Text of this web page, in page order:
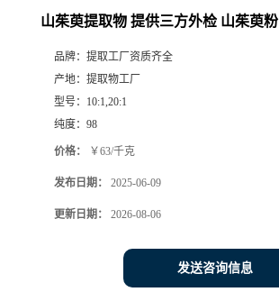
山茱萸提取物 提供三方外检 山茱萸粉
品牌： 提取工厂资质齐全
产地： 提取物工厂
型号： 10:1,20:1
纯度： 98
价格： ￥63/千克
发布日期： 2025-06-09
更新日期： 2026-08-06
发送咨询信息